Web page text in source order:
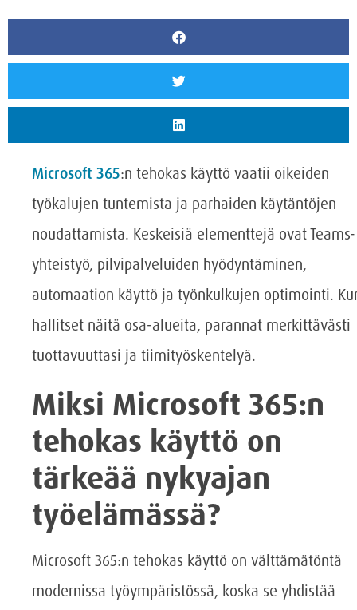
Microsoft 365:n tehokas käyttö vaatii oikeiden
työkalujen tuntemista ja parhaiden käytäntöjen
noudattamista. Keskeisiä elementtejä ovat Teams-
yhteistyö, pilvipalveluiden hyödyntäminen,
automaation käyttö ja työnkulkujen optimointi.
hallitset näitä osa-alueita, parannat merkittävästi
tuottavuuttasi ja tiimityöskentelyä.
Miksi Microsoft 365:n
tehokas käyttö on
tärkeää nykyajan
työelämässä?
Microsoft 365:n tehokas käyttö on välttämätöntä
modernissa työympäristössä, koska se yhdistää